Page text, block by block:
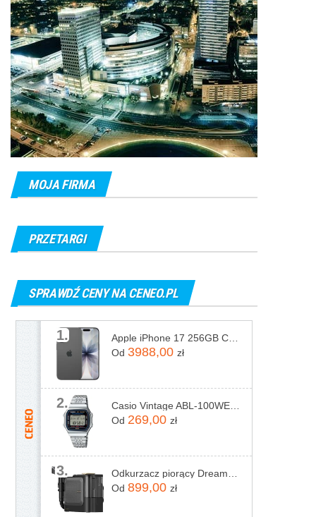
MOJA FIRMA
PRZETARGI
SPRAWDŹ CENY NA CENEO.PL
1.
Od 3988,00 zł
2.
Od 269,00 zł
3.
Od 899,00 zł